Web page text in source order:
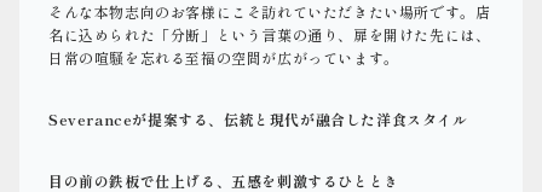
そんな本物志向のお客様にこそ訪れていただきたい場所です。店
名に込められた「分断」という言葉の通り、扉を開けた先には、
日常の喧騒を忘れる至福の空間が広がっています。
Severanceが提案する、伝統と現代が融合した洋食スタイル
目の前の鉄板で仕上げる、五感を刺激するひととき